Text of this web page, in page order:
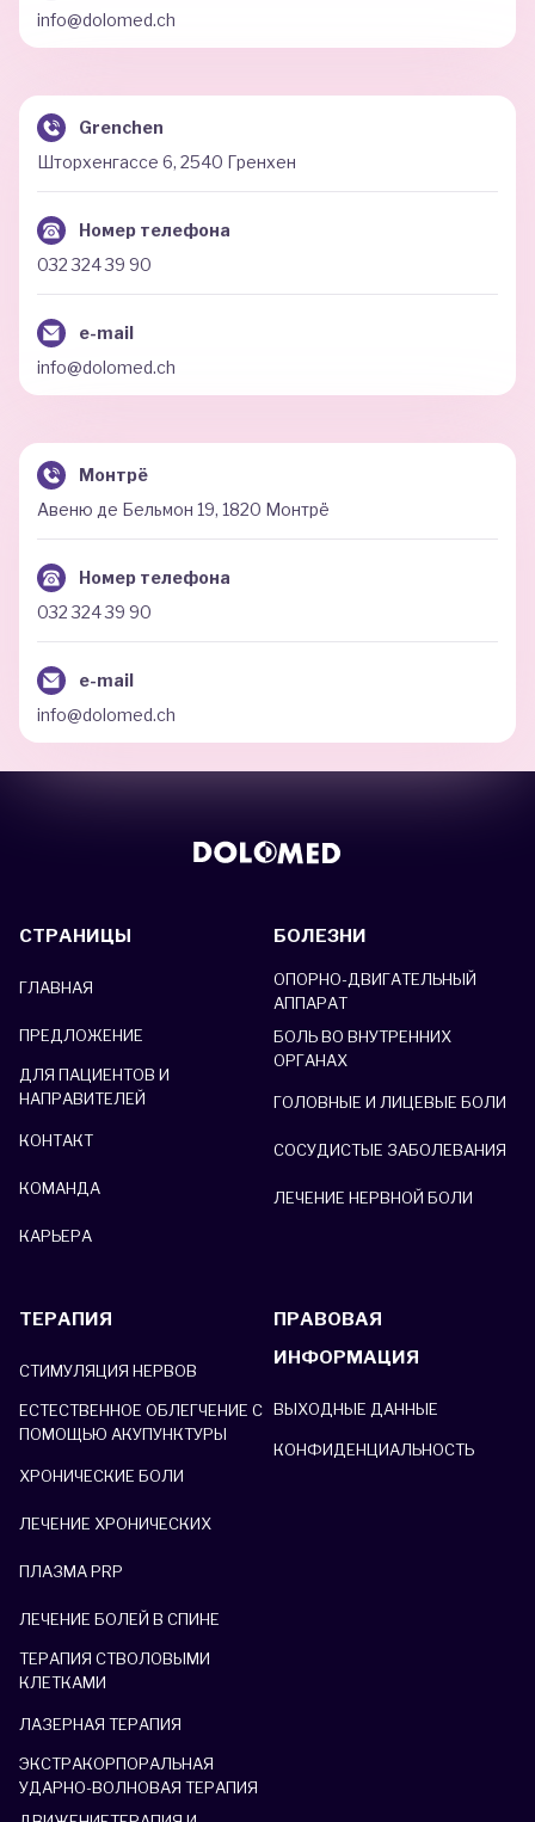
info@dolomed.ch
Grenchen
Шторхенгассе 6, 2540 Гренхен
Номер телефона
032 324 39 90
e-mail
info@dolomed.ch
Монтрё
Авеню де Бельмон 19, 1820 Монтрё
Номер телефона
032 324 39 90
e-mail
info@dolomed.ch
СТРАНИЦЫ
ГЛАВНАЯ
ПРЕДЛОЖЕНИЕ
ДЛЯ ПАЦИЕНТОВ И
НАПРАВИТЕЛЕЙ
КОНТАКТ
КОМАНДА
КАРЬЕРА
БОЛЕЗНИ
ОПОРНО-ДВИГАТЕЛЬНЫЙ
АППАРАТ
БОЛЬ ВО ВНУТРЕННИХ
ОРГАНАХ
ГОЛОВНЫЕ И ЛИЦЕВЫЕ БОЛИ
СОСУДИСТЫЕ ЗАБОЛЕВАНИЯ
ЛЕЧЕНИЕ НЕРВНОЙ БОЛИ
ТЕРАПИЯ
СТИМУЛЯЦИЯ НЕРВОВ
ЕСТЕСТВЕННОЕ ОБЛЕГЧЕНИЕ С
ПОМОЩЬЮ АКУПУНКТУРЫ
ХРОНИЧЕСКИЕ БОЛИ
ЛЕЧЕНИЕ ХРОНИЧЕСКИХ
ПЛАЗМА PRP
ЛЕЧЕНИЕ БОЛЕЙ В СПИНЕ
ТЕРАПИЯ СТВОЛОВЫМИ
КЛЕТКАМИ
ЛАЗЕРНАЯ ТЕРАПИЯ
ЭКСТРАКОРПОРАЛЬНАЯ
УДАРНО-ВОЛНОВАЯ ТЕРАПИЯ
ПРАВОВАЯ
ИНФОРМАЦИЯ
ВЫХОДНЫЕ ДАННЫЕ
КОНФИДЕНЦИАЛЬНОСТЬ